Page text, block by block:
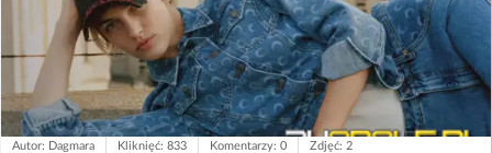
Autor: Dagmara Kliknięć: 833 Komentarzy: 0 Zdjęć: 2